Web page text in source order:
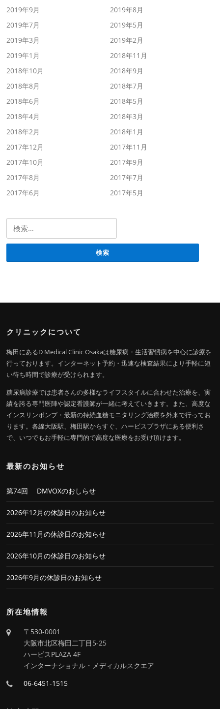
2019年9月
2019年8月
2019年7月
2019年5月
2019年3月
2019年2月
2019年1月
2018年11月
2018年10月
2018年9月
2018年8月
2018年7月
2018年6月
2018年5月
2018年4月
2018年3月
2018年2月
2018年1月
2017年12月
2017年11月
2017年10月
2017年9月
2017年8月
2017年7月
2017年6月
2017年5月
検索:
クリニックについて
梅田にあるD Medical Clinic Osakaは糖尿病・生活習慣病を中心に診療を
行っております。インターネット予約・迅速な検査結果により手軽に短
い待ち時間で診療が受けられます。
糖尿病診療では患者さんの多様なライフスタイルに合わせた治療を、実
績を誇る専門医陣や認定看護師が一緒に考えていきます。また、高度な
インスリンポンプ・最新の持続血糖モニタリング治療を外来で行ってお
ります。各線大阪駅、梅田駅からすぐ、ハービスプラザにある便利さ
で、いつでもお手軽に専門的で高度な医療をお受け頂けます。
最新のお知らせ
第74回 DMVOXのおしらせ
2026年12月の休診日のお知らせ
2026年11月の休診日のお知らせ
2026年10月の休診日のお知らせ
2026年9月の休診日のお知らせ
所在地情報
〒530-0001
大阪市北区梅田二丁目5-25
ハービスPLAZA 4F
インターナショナル・メディカルスクエア
06-6451-1515